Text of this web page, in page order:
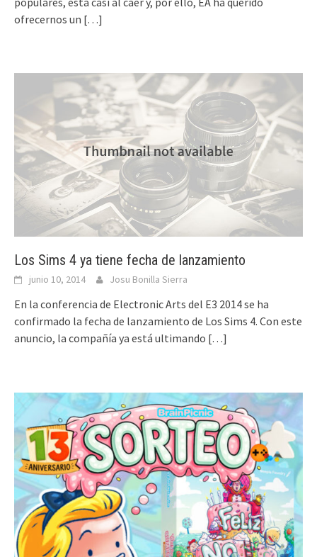
ofrecernos un […]
Los Sims 4 ya tiene fecha de lanzamiento
junio 10, 2014 Josu Bonilla Sierra
En la conferencia de Electronic Arts del E3 2014 se ha
confirmado la fecha de lanzamiento de Los Sims 4. Con este
anuncio, la compañía ya está ultimando […]